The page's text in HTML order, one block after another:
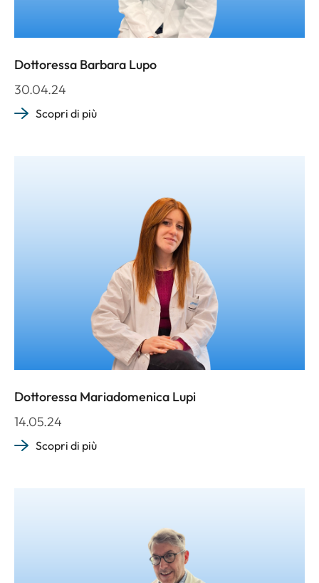
Dottoressa Barbara Lupo
30.04.24
Scopri di più
Dottoressa Mariadomenica Lupi
14.05.24
Scopri di più